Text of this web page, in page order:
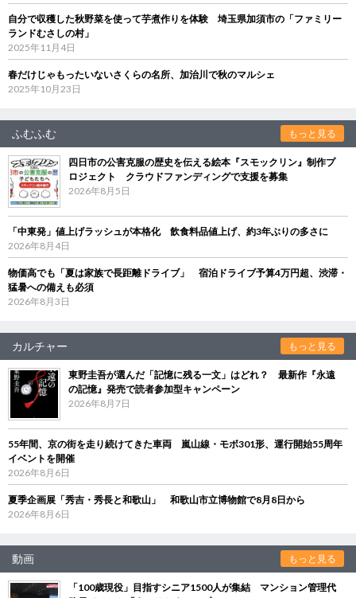
自分で収穫した秋野菜を使って芋煮作りを体験 埼玉県加須市の「ファミリー
ランドむさしの村」
2025年11月4日
春だけじゃもったいないさくらの名所、加治川で秋のマルシェ
2025年10月23日
ふむふむ もっと見る
四日市の公害克服の歴史を伝える絵本『スモックリン』制作プ
ロジェクト クラウドファンディングで支援を募集
2026年8月5日
「中東発」値上げラッシュが本格化 飲食料品値上げ、約3年ぶりの多さに
2026年8月4日
物価高でも「夏は家族で長距離ドライブ」 宿泊ドライブ予算4万円超、渋滞・
猛暑への備えも必須
2026年8月3日
カルチャー もっと見る
東野圭吾が選んだ「記憶に残る一文」はどれ？ 最新作『永遠
の記憶』発売で読者参加型キャンペーン
2026年8月7日
55年間、京の街を走り続けてきた車両 嵐山線・モボ301形、運行開始55周年
イベントを開催
2026年8月6日
夏季企画展「秀吉・秀長と和歌山」 和歌山市立博物館で8月8日から
2026年8月6日
動画 もっと見る
「100歳現役」目指すシニア1500人が集結 マンション管理代